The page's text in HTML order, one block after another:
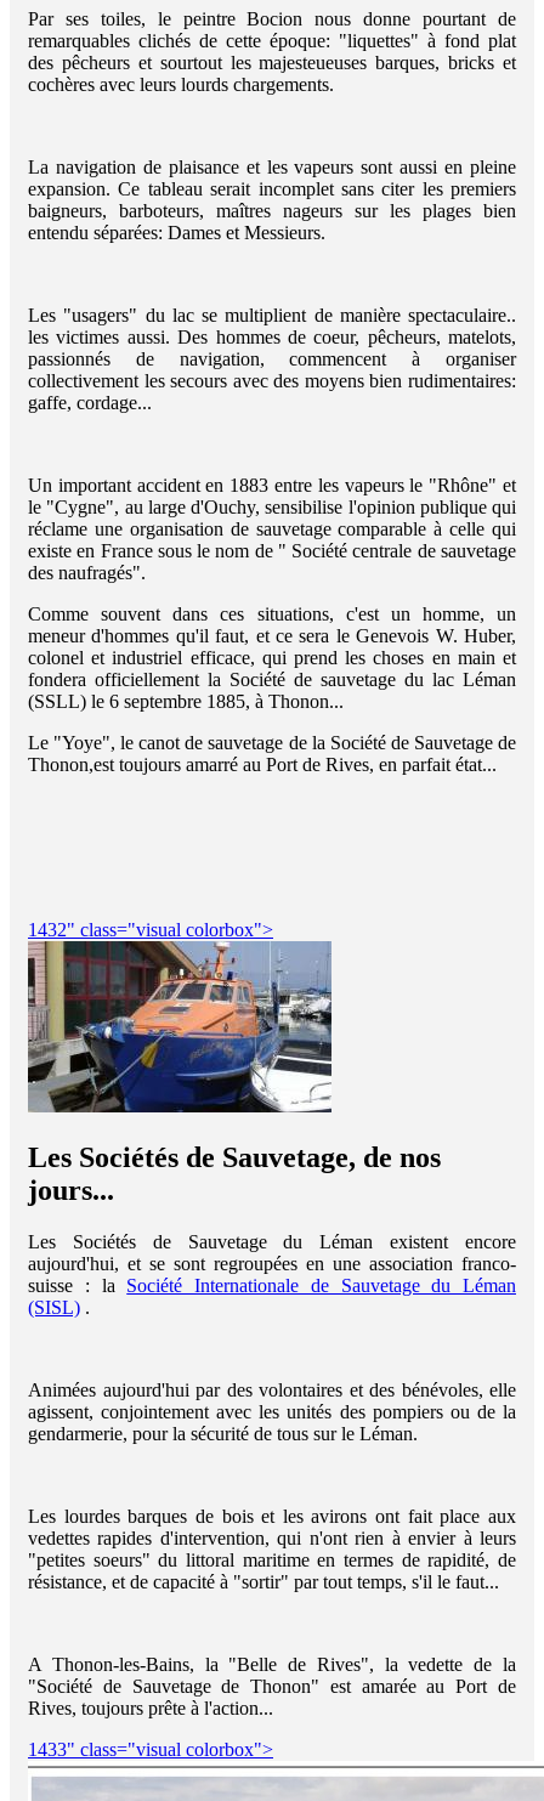
Par ses toiles, le peintre Bocion nous donne pourtant de
remarquables clichés de cette époque: "liquettes" à fond plat
des pêcheurs et sourtout les majesteueuses barques, bricks et
cochères avec leurs lourds chargements.
La navigation de plaisance et les vapeurs sont aussi en pleine
expansion. Ce tableau serait incomplet sans citer les premiers
baigneurs, barboteurs, maîtres nageurs sur les plages bien
entendu séparées: Dames et Messieurs.
Les "usagers" du lac se multiplient de manière spectaculaire..
les victimes aussi. Des hommes de coeur, pêcheurs, matelots,
passionnés de navigation, commencent à organiser
collectivement les secours avec des moyens bien rudimentaires:
gaffe, cordage...
Un important accident en 1883 entre les vapeurs le "Rhône" et
le "Cygne", au large d'Ouchy, sensibilise l'opinion publique qui
réclame une organisation de sauvetage comparable à celle qui
existe en France sous le nom de " Société centrale de sauvetage
des naufragés".
Comme souvent dans ces situations, c'est un homme, un
meneur d'hommes qu'il faut, et ce sera le Genevois W. Huber,
colonel et industriel efficace, qui prend les choses en main et
fondera officiellement la Société de sauvetage du lac Léman
(SSLL) le 6 septembre 1885, à Thonon...
Le "Yoye", le canot de sauvetage de la Société de Sauvetage de
Thonon,est toujours amarré au Port de Rives, en parfait état...
1432" class="visual colorbox">
Les Sociétés de Sauvetage, de nos
jours...
Les Sociétés de Sauvetage du Léman existent encore
aujourd'hui, et se sont regroupées en une association franco-
suisse : la Société Internationale de Sauvetage du Léman
(SISL) .
Animées aujourd'hui par des volontaires et des bénévoles, elle
agissent, conjointement avec les unités des pompiers ou de la
gendarmerie, pour la sécurité de tous sur le Léman.
Les lourdes barques de bois et les avirons ont fait place aux
vedettes rapides d'intervention, qui n'ont rien à envier à leurs
"petites soeurs" du littoral maritime en termes de rapidité, de
résistance, et de capacité à "sortir" par tout temps, s'il le faut...
A Thonon-les-Bains, la "Belle de Rives", la vedette de la
"Société de Sauvetage de Thonon" est amarée au Port de
Rives, toujours prête à l'action...
1433" class="visual colorbox">